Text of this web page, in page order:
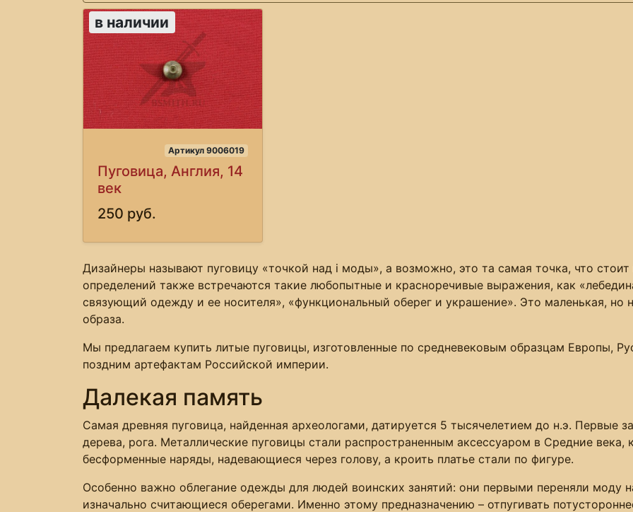
в наличии
Артикул 9006019
Пуговица, Англия, 14
век
250 руб.
Дизайнеры называют пуговицу «точкой над i моды», а возможно, это та самая точка, что
определений также встречаются такие любопытные и красноречивые выражения, как
связующий одежду и ее носителя», «функциональный оберег и украшение». Это маленькая, но
образа.
Мы предлагаем купить литые пуговицы, изготовленные по средневековым образцам Европы,
поздним артефактам Российской империи.
Далекая память
Самая древняя пуговица, найденная археологами, датируется 5 тысячелетием до н.э. Первые
дерева, рога. Металлические пуговицы стали распространенным аксессуаром в Средние века,
бесформенные наряды, надевающиеся через голову, а кроить платье стали по фигуре.
Особенно важно облегание одежды для людей воинских занятий: они первыми переняли моду
изначально считающиеся оберегами. Именно этому предназначению – отпугивать